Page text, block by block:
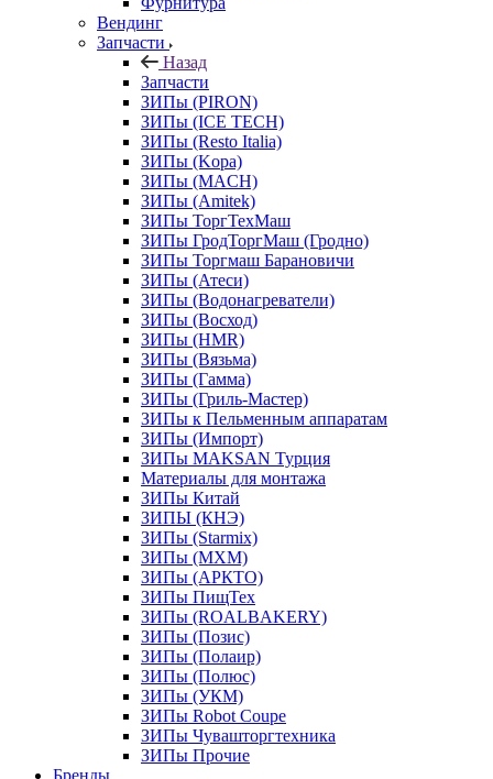
Вендинг
Запчасти
Назад
Запчасти
ЗИПы (PIRON)
ЗИПы (ICE TECH)
ЗИПы (Resto Italia)
ЗИПы (Kopa)
ЗИПы (MACH)
ЗИПы (Amitek)
ЗИПы ТоргТехМаш
ЗИПы ГродТоргМаш (Гродно)
ЗИПы Торгмаш Барановичи
ЗИПы (Атеси)
ЗИПы (Водонагреватели)
ЗИПы (Восход)
ЗИПы (HMR)
ЗИПы (Вязьма)
ЗИПы (Гамма)
ЗИПы (Гриль-Мастер)
ЗИПы к Пельменным аппаратам
ЗИПы (Импорт)
ЗИПы MAKSAN Турция
Материалы для монтажа
ЗИПы Китай
ЗИПЫ (КНЭ)
ЗИПы (Starmix)
ЗИПы (МХМ)
ЗИПы (АРКТО)
ЗИПы ПищТех
ЗИПы (ROALBAKERY)
ЗИПы (Позис)
ЗИПы (Полаир)
ЗИПы (Полюс)
ЗИПы (УКМ)
ЗИПы Robot Coupe
ЗИПы Чувашторгтехника
ЗИПы Прочие
Бренды